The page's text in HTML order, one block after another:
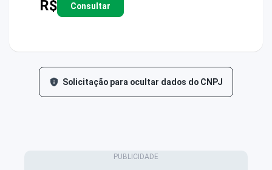
R$ Consultar
Solicitação para ocultar dados do CNPJ